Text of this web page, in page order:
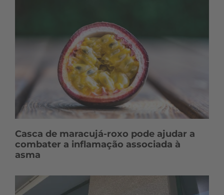
Casca de maracujá-roxo pode ajudar a
combater a inflamação associada à
asma